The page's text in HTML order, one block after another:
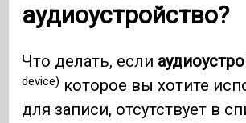
аудиоустройство?
Что делать, если
device) которое вы хотите
для записи, отсутствует в